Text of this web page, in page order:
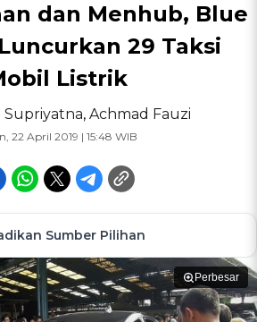
dan Menhub, Blue
29 Taksi
Listrik
Supriyatna, Achmad Fauzi
22 April 2019 | 15:48 WIB
Sumber Pilihan
Perbesar